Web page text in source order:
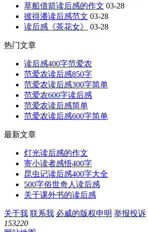
草船借箭读后感的作文 03-28
彼得潘读后感范文 03-28
读后感《茶花女》
03-28
热门文章
读后感400字范爱农
范爱农读后感850字
范爱农读后感300字简单
范爱农600字读后感
范爱农读后感简单
范爱农读后感600字简单
最新文章
灯光读后感的作文
寄小读者感悟400字
昆虫记读后感400字大全
500字俗世奇人读后感
关于课外书的读后感
关于我 联系我 必威的版权申明 举报投诉
153220